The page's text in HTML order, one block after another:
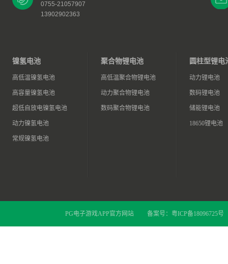
0755-21057907
13902902363
镍氢电池
高低温镍氢电池
高容量镍氢电池
超低自放电镍氢电池
动力镍氢电池
常规镍氢电池
聚合物锂电池
高低温聚合物锂电池
动力聚合物锂电池
数码聚合物锂电池
圆柱型锂电
动力锂电池
数码锂电池
储能锂电池
18650锂电池
PG电子游戏APP官方网站 备案号： 粤ICP备18096725号